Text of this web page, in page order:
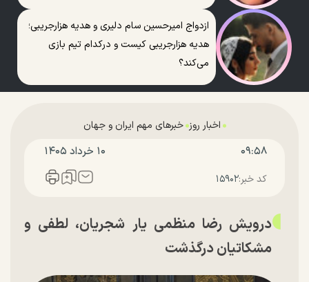
ازدواج امیرحسین سام دلیری و هدیه هزارجریبی؛
هدیه هزارجریبی کیست و درکدام تیم بازی
می‌کند؟
اخبار روز خبرهای مهم ایران و جهان
۰۹:۵۸ ۱۰ خرداد ۱۴۰۵
کد خبر:۱۵۹۰۲
درویش رضا منظمی یار شجریان، لطفی و
مشکاتیان درگذشت